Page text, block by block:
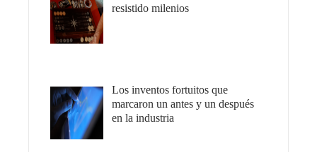
resistido milenios
Los inventos fortuitos que
marcaron un antes y un después
en la industria